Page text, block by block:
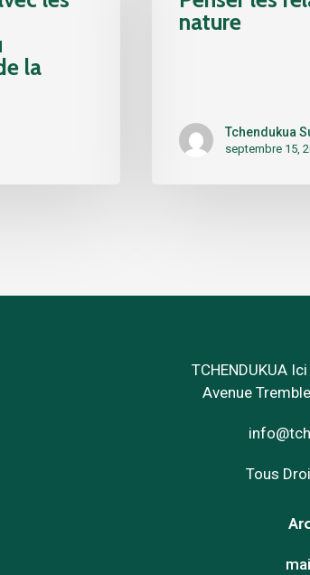
la
nature
Tchendukua
septembre 15,
TCHENDUKUA
Avenue
Tous